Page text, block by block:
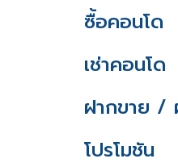
ซื้อคอนโด
เช่าคอนโด
ฝากขาย /
โปรโมชัน